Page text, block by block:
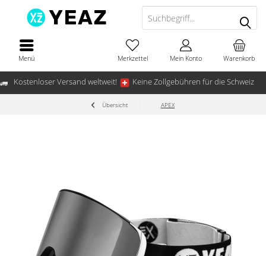
Kostenloser Versand weltweit! Keine Zollgebühren für die Schweiz
Menü Warenkorb
Merkzettel Mein Konto
Übersicht APEX